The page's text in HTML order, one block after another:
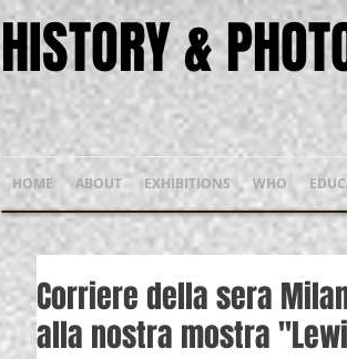
HISTORY &
HOME ABOUT EXHIBITIONS WHO
Corriere della sera
alla nostra mostra